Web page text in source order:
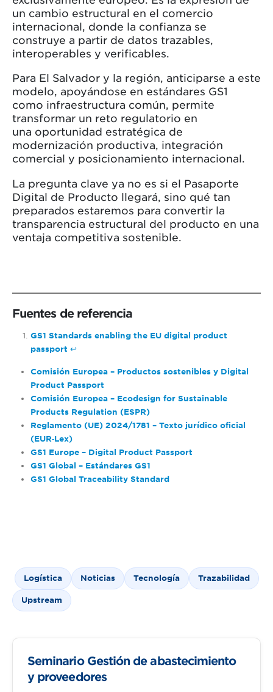
un cambio estructural en el comercio
internacional, donde la confianza se
construye a partir de datos trazables,
interoperables y verificables.
Para El Salvador y la región, anticiparse a este
modelo, apoyándose en estándares GS1
como infraestructura común, permite
transformar un reto regulatorio en
una oportunidad estratégica de
modernización productiva, integración
comercial y posicionamiento internacional.
La pregunta clave ya no es si el Pasaporte
Digital de Producto llegará, sino qué tan
preparados estaremos para convertir la
transparencia estructural del producto en una
ventaja competitiva sostenible.
Fuentes de referencia
GS1 Standards enabling the EU digital product
passport ↩︎
Comisión Europea – Productos sostenibles y Digital
Product Passport
Comisión Europea – Ecodesign for Sustainable
Products Regulation (ESPR)
Reglamento (UE) 2024/1781 – Texto jurídico oficial
(EUR‑Lex)
GS1 Europe – Digital Product Passport
GS1 Global – Estándares GS1
GS1 Global Traceability Standard
Logística Noticias Tecnología Trazabilidad
Upstream
Seminario Gestión de abastecimiento
y proveedores